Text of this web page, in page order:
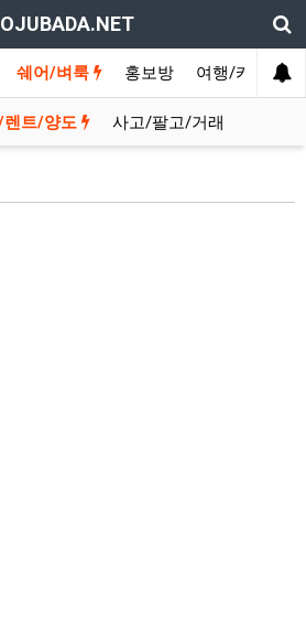
쉐어/벼룩 홍보방 여행/카페
트/양도 사고/팔고/거래